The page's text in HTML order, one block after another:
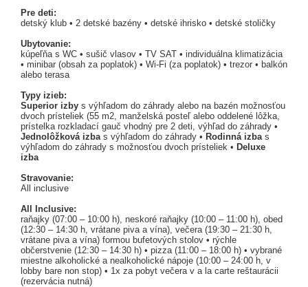
Pre deti:
detský klub • 2 detské bazény • detské ihrisko • detské stoličky
Ubytovanie:
kúpeľňa s WC • sušič vlasov • TV SAT • individuálna klimatizácia
• minibar (obsah za poplatok) • Wi-Fi (za poplatok) • trezor • balkón
alebo terasa
Typy izieb:
Superior izby s výhľadom do záhrady alebo na bazén možnosťou
dvoch prísteliek (55 m2, manželská posteľ alebo oddelené lôžka,
prístelka rozkladací gauč vhodný pre 2 deti, výhľad do záhrady •
Jednolôžková izba s výhľadom do záhrady • Rodinná izbas
výhľadom do záhrady s možnosťou dvoch prísteliek • Deluxe
izba
Stravovanie:
All inclusive
All Inclusive:
raňajky (07:00 – 10:00 h), neskoré raňajky (10:00 – 11:00 h), obed
(12:30 – 14:30 h, vrátane piva a vína), večera (19:30 – 21:30 h,
vrátane piva a vína) formou bufetových stolov • rýchle
občerstvenie (12:30 – 14:30 h) • pizza (11:00 – 18:00 h) • vybrané
miestne alkoholické a nealkoholické nápoje (10:00 – 24:00 h, v
lobby bare non stop) • 1x za pobyt večera v a la carte reštaurácii
(rezervácia nutná)